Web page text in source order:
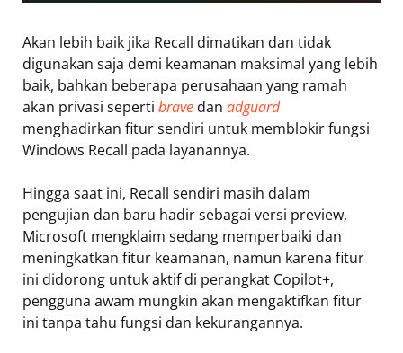
Akan lebih baik jika Recall dimatikan dan tidak
digunakan saja demi keamanan maksimal yang lebih
baik, bahkan beberapa perusahaan yang ramah
akan privasi seperti brave dan adguard
menghadirkan fitur sendiri untuk memblokir fungsi
Windows Recall pada layanannya.
Hingga saat ini, Recall sendiri masih dalam
pengujian dan baru hadir sebagai versi preview,
Microsoft mengklaim sedang memperbaiki dan
meningkatkan fitur keamanan, namun karena fitur
ini didorong untuk aktif di perangkat Copilot+,
pengguna awam mungkin akan mengaktifkan fitur
ini tanpa tahu fungsi dan kekurangannya.